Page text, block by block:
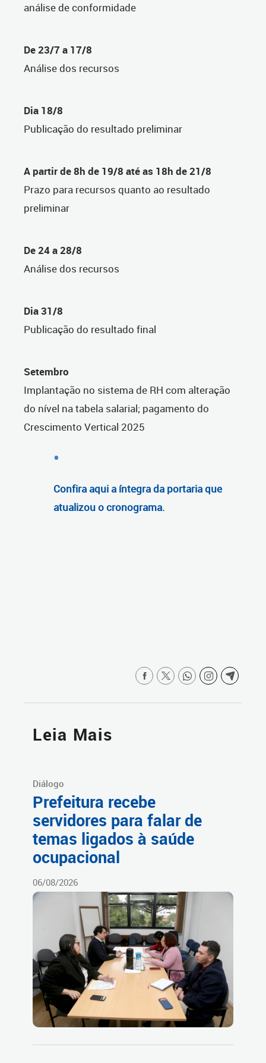
análise de conformidade
De 23/7 a 17/8
Análise dos recursos
Dia 18/8
Publicação do resultado preliminar
A partir de 8h de 19/8 até as 18h de 21/8
Prazo para recursos quanto ao resultado
preliminar
De 24 a 28/8
Análise dos recursos
Dia 31/8
Publicação do resultado final
Setembro
Implantação no sistema de RH com alteração
do nível na tabela salarial; pagamento do
Crescimento Vertical 2025
Confira aqui a íntegra da portaria que
atualizou o cronograma.
Leia Mais
Diálogo
Prefeitura recebe
servidores para falar de
temas ligados à saúde
ocupacional
06/08/2026